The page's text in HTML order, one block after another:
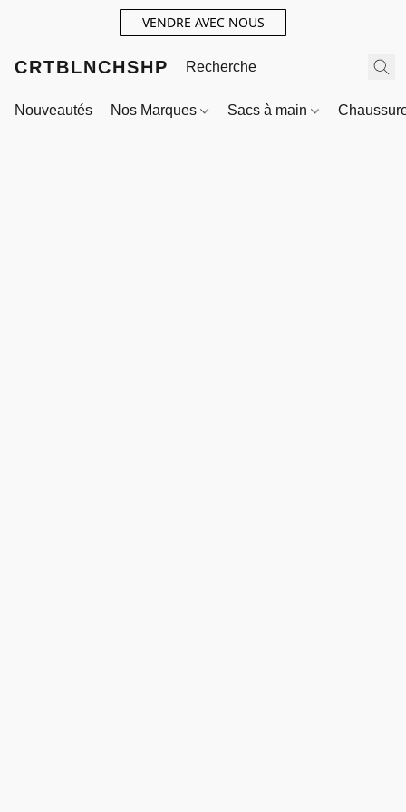
VENDRE AVEC NOUS
CRTBLNCHSHP
Nouveautés Nos Marques Sacs à main